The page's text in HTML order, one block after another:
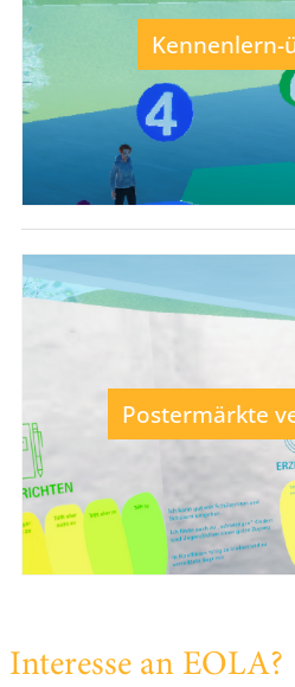
Kennenlern-
Postermärkte
Interesse an EOLA?